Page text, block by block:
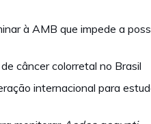
à AMB que impede a
câncer colorretal no Brasil
internacional para